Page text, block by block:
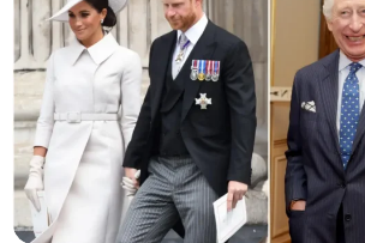
27
-те
изведувачи
кои
ќе
настапат
на
церемонијата